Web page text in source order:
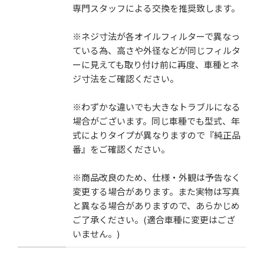
専門スタッフによる交換を推奨致します。
※ネジ寸法が各オイルフィルターで異なっ
ている為、高さや外径などが同じフィルタ
ーに見えても取り付け前に再度、車種とネ
ジ寸法をご確認ください。
※わずかな違いでも大きなトラブルになる
場合がございます。同じ車種でも型式、年
式によりタイプが異なりますので『純正品
番』をご確認ください。
※商品改良のため、仕様・外観は予告なく
変更する場合があります。また実物は写真
と異なる場合がありますので、あらかじめ
ご了承ください。(適合車種に変更はござ
いません。)